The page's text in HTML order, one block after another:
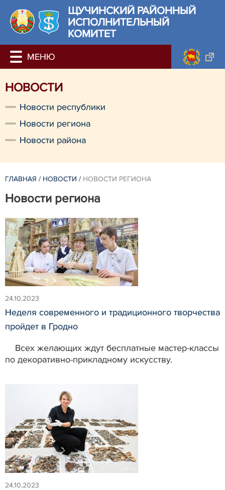
ЩУЧИНСКИЙ РАЙОННЫЙ
ИСПОЛНИТЕЛЬНЫЙ
КОМИТЕТ
НОВОСТИ
Новости республики
Новости региона
Новости района
ГЛАВНАЯ / НОВОСТИ / НОВОСТИ РЕГИОНА
Новости региона
24.10.2023
Неделя современного и традиционного творчества
пройдет в Гродно
Всех желающих ждут бесплатные мастер-классы
по декоративно-прикладному искусству.
24.10.2023